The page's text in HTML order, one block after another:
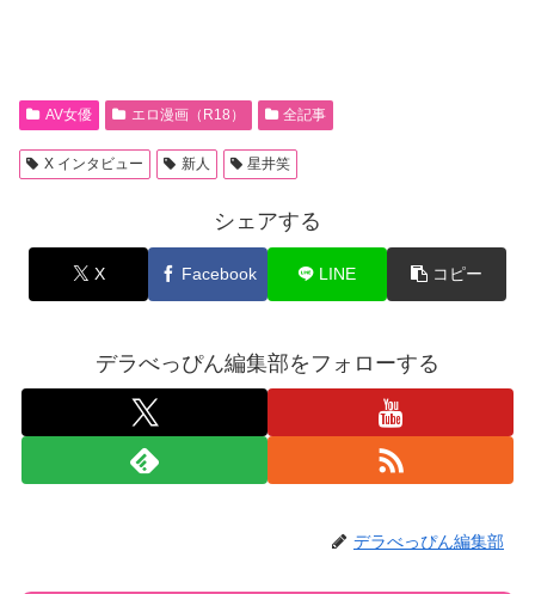
AV女優 エロ漫画（R18） 全記事
X インタビュー 新人 星井笑
シェアする
X Facebook LINE コピー
デラべっぴん編集部をフォローする
デラべっぴん編集部